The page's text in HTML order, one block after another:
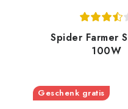
Spider Farmer
100W
Geschenk gratis